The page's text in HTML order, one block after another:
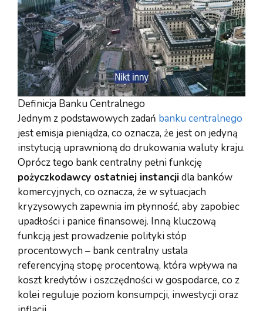
Definicja Banku Centralnego
Jednym z podstawowych zadań banku centralnego
jest emisja pieniądza, co oznacza, że jest on jedyną
instytucją uprawnioną do drukowania waluty kraju.
Oprócz tego bank centralny pełni funkcję
pożyczkodawcy ostatniej instancjidla banków
komercyjnych, co oznacza, że w sytuacjach
kryzysowych zapewnia im płynność, aby zapobiec
upadłości i panice finansowej. Inną kluczową
funkcją jest prowadzenie polityki stóp
procentowych – bank centralny ustala
referencyjną stopę procentową, która wpływa na
koszt kredytów i oszczędności w gospodarce, co z
kolei reguluje poziom konsumpcji, inwestycji oraz